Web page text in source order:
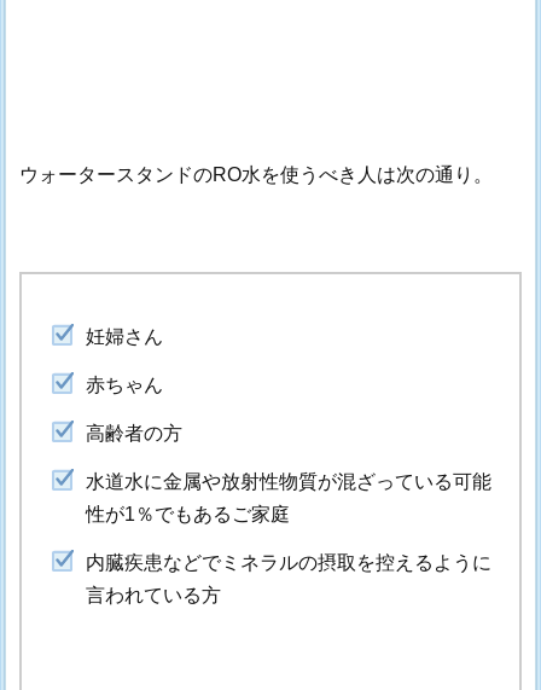
ウォータースタンドのRO水を使うべき人は次の通り。
妊婦さん
赤ちゃん
高齢者の方
水道水に金属や放射性物質が混ざっている可能
性が1％でもあるご家庭
内臓疾患などでミネラルの摂取を控えるように
言われている方